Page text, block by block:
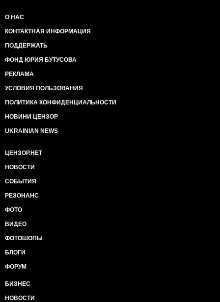
О НАС
КОНТАКТНАЯ ИНФОРМАЦИЯ
ПОДДЕРЖАТЬ
ФОНД ЮРИЯ БУТУСОВА
РЕКЛАМА
УСЛОВИЯ ПОЛЬЗОВАНИЯ
ПОЛИТИКА КОНФИДЕНЦИАЛЬНОСТИ
НОВИНИ ЦЕНЗОР
UKRAINIAN NEWS
ЦЕНЗОР.НЕТ
НОВОСТИ
СОБЫТИЯ
РЕЗОНАНС
ФОТО
ВИДЕО
ФОТОШОПЫ
БЛОГИ
ФОРУМ
БИЗНЕС
НОВОСТИ